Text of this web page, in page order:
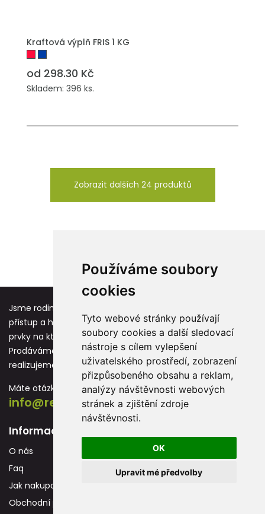
Používáme soubory
cookies
Tyto webové stránky používají
soubory cookies a další sledovací
nástroje s cílem vylepšení
uživatelského prostředí, zobrazení
přizpůsobeného obsahu a reklam,
analýzy návštěvnosti webových
stránek a zjištění zdroje
návštěvnosti.
OK
Upravit mé předvolby
Kraftová výplň FRIS 1 KG
od 298.30 Kč
Skladem: 396 ks.
Zobrazit dalších 24 produktů
Jsme rodinná firma založená před více jak 25 lety. Osobní
přístup a hodnoty jako respekt, úcta a vděk jsou základní
prvky na kterých stavíme každou novou spolupráci.
Prodáváme reklamní předměty s potiskem, které
realizujeme převážně na vlastních strojích.
Máte otázku? Neváhejte nás kontaktovat:
info@reklamnidarky.cz
Informace
O nás
Faq
Jak nakupovat
Obchodní podmínky